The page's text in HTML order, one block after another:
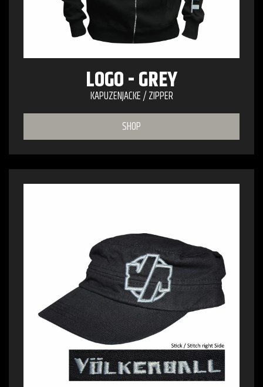
LOGO - GREY
KAPUZENJACKE / ZIPPER
SHOP